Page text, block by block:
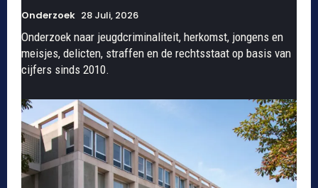
Onderzoek 28 Juli, 2026
Onderzoek naar jeugdcriminaliteit, herkomst, jongens en
meisjes, delicten, straffen en de rechtsstaat op basis van
cijfers sinds 2010.